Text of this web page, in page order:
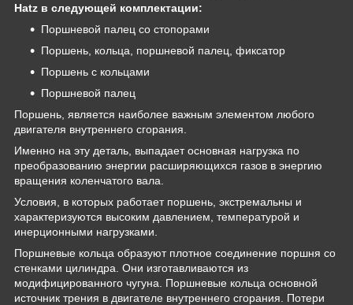
Hatz в следующей комплектации:
Поршневой палец со стопорами
Поршень, кольца, поршневой палец, фиксатор
Поршень с кольцами
Поршневой палец
Поршень, является наиболее важным элементом любого
двигателя внутреннего сгорания.
Именно на эту деталь, выпадает основная нагрузка по
преобразованию энергии расширяющихся газов в энергию
вращения коленчатого вала.
Условия, в которых работает поршень, экстремальны и
характеризуются высоким давлением, температурой и
инерционными нагрузками.
Поршневые кольца образуют плотное соединение поршня со
стенками цилиндра. Они изготавливаются из
модифицированного чугуна. Поршневые кольца основной
источник трения в двигателе внутреннего сгорания. Потери